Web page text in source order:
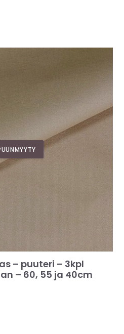
– puuteri – 3kpl
– 60, 55 ja 40cm